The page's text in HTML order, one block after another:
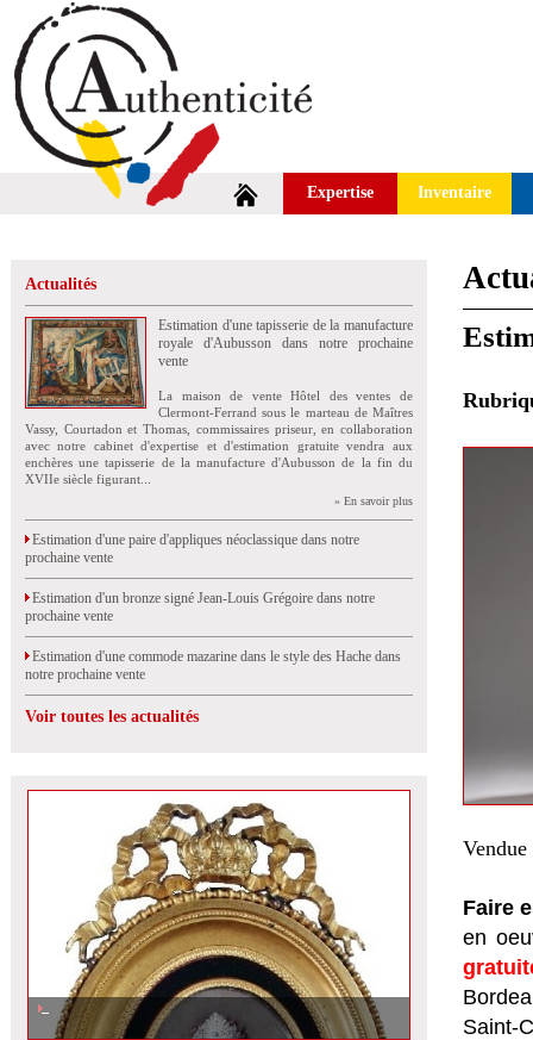
Expertise Inventaire
Actualités
Estimation d'une tapisserie de la manufacture
royale d'Aubusson dans notre prochaine
vente
La maison de vente Hôtel des ventes de
Clermont-Ferrand sous le marteau de Maîtres
Vassy, Courtadon et Thomas, commissaires priseur, en collaboration
avec notre cabinet d'expertise et d'estimation gratuite vendra aux
enchères une tapisserie de la manufacture d'Aubusson de la fin du
XVIIe siècle figurant...
» En savoir plus
Estimation d'une paire d'appliques néoclassique dans notre
prochaine vente
Estimation d'un bronze signé Jean-Louis Grégoire dans notre
prochaine vente
Estimation d'une commode mazarine dans le style des Hache dans
notre prochaine vente
Voir toutes les actualités
Faire
en
Saint-